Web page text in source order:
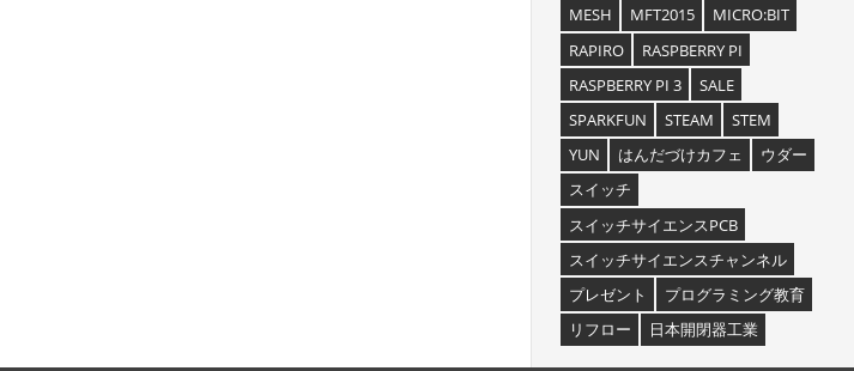
MESH
MFT2015
MICRO:BIT
RAPIRO
RASPBERRY PI
RASPBERRY PI 3
SALE
SPARKFUN
STEAM
STEM
YUN
はんだづけカフェ
ウダー
スイッチ
スイッチサイエンスPCB
スイッチサイエンスチャンネル
プレゼント
プログラミング教育
リフロー
日本開閉器工業